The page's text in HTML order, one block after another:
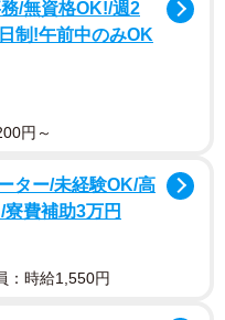
トを決意する場面から
/無資格OK!/週2
制!午前中のみOK
円～
ター/未経験OK/高
費補助3万円
：時給1,550円